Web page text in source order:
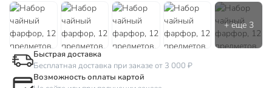
Быстрая доставка
Бесплатная доставка при заказе от 3 000 ₽
Возможность оплаты картой